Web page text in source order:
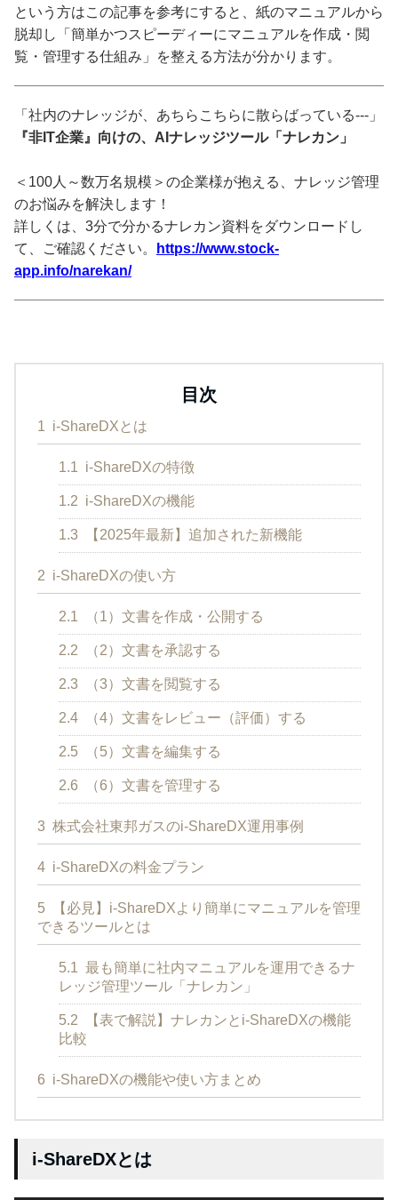
という方はこの記事を参考にすると、紙のマニュアルから
脱却し「簡単かつスピーディーにマニュアルを作成・閲
覧・管理する仕組み」を整える方法が分かります。
「社内のナレッジが、あちらこちらに散らばっている---」
『非IT企業』向けの、AIナレッジツール「ナレカン」
＜100人～数万名規模＞の企業様が抱える、ナレッジ管理
のお悩みを解決します！
詳しくは、3分で分かるナレカン資料をダウンロードし
て、ご確認ください。
https://www.stock-
app.info/narekan/
目次
1 i-ShareDXとは
1.1 i-ShareDXの特徴
1.2 i-ShareDXの機能
1.3 【2025年最新】追加された新機能
2 i-ShareDXの使い方
2.1 （1）文書を作成・公開する
2.2 （2）文書を承認する
2.3 （3）文書を閲覧する
2.4 （4）文書をレビュー（評価）する
2.5 （5）文書を編集する
2.6 （6）文書を管理する
3 株式会社東邦ガスのi-ShareDX運用事例
4 i-ShareDXの料金プラン
5
【必見】i-ShareDXより簡単にマニュアルを管理
できるツールとは
5.1 最も簡単に社内マニュアルを運用できるナ
レッジ管理ツール「ナレカン」
5.2
【表で解説】ナレカンとi-ShareDXの機能
比較
6 i-ShareDXの機能や使い方まとめ
i-ShareDXとは